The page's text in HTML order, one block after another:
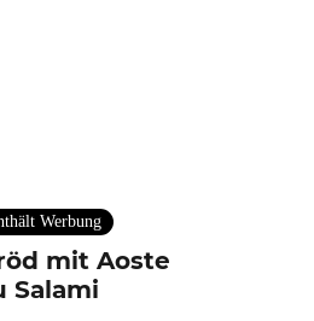
Werbung
mit Aoste
Salami